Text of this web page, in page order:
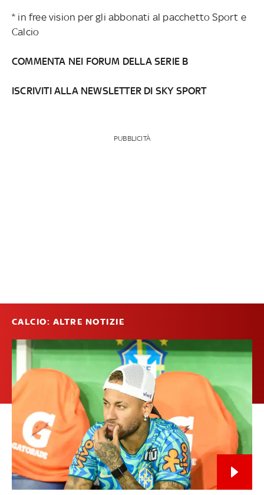
* in free vision per gli abbonati al pacchetto Sport e
Calcio
COMMENTA NEI FORUM DELLA SERIE B
ISCRIVITI ALLA NEWSLETTER DI SKY SPORT
PUBBLICITÀ
CALCIO: ALTRE NOTIZIE